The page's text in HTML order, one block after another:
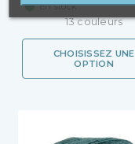
En stock
13 couleurs
CHOISISSEZ UNE
OPTION